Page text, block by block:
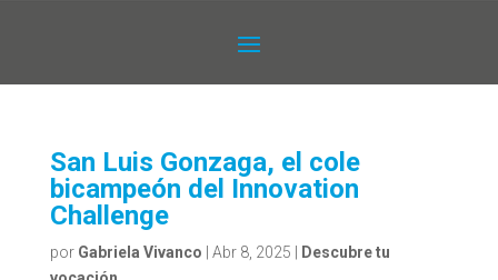
San Luis Gonzaga, el cole
bicampeón del Innovation
Challenge
por Gabriela Vivanco Abr 8, 2025
Descubre tu